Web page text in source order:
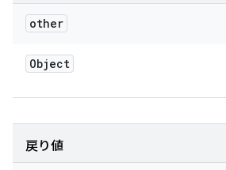
other
Object
戻り値